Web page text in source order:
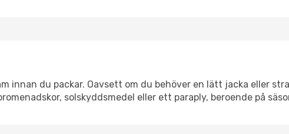
innan du packar. Oavsett om du behöver en lätt jacka eller
solskyddsmedel eller ett paraply, beroende på